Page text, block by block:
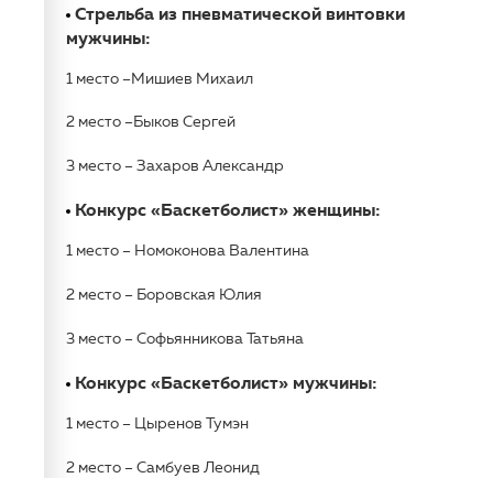
Стрельба из пневматической винтовки
мужчины:
1 место –Мишиев Михаил
2 место –Быков Сергей
3 место – Захаров Александр
Конкурс «Баскетболист» женщины:
1 место – Номоконова Валентина
2 место – Боровская Юлия
3 место – Софьянникова Татьяна
Конкурс «Баскетболист» мужчины:
1 место – Цыренов Тумэн
2 место – Самбуев Леонид